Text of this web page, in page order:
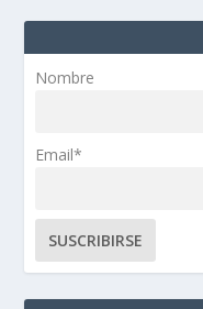
Nombre
Email*